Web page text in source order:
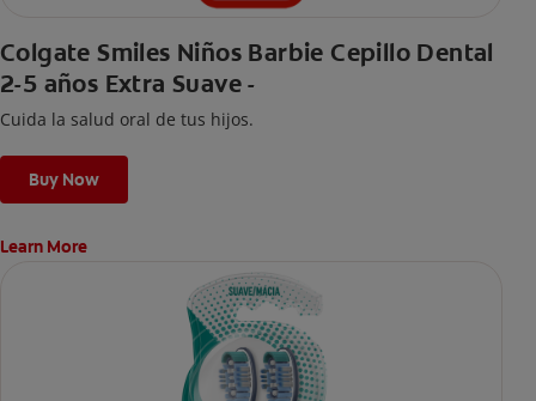
Colgate Smiles Niños Barbie Cepillo Dental
2-5 años Extra Suave -
Cuida la salud oral de tus hijos.
Buy Now
Learn More